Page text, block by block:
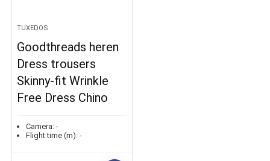
TUXEDOS
Goodthreads heren
Dress trousers
Skinny-fit Wrinkle
Free Dress Chino
Camera: -
Flight time (m): -